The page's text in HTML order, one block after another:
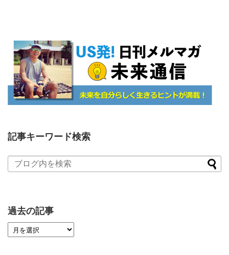
記事キーワード検索
過去の記事